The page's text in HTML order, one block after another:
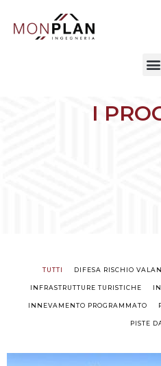
I
TUTTI DIFESA RISCHIO
INFRASTRUTTURE TURISTICHE
INNEVAMENTO PROGRAMMATO
PISTE